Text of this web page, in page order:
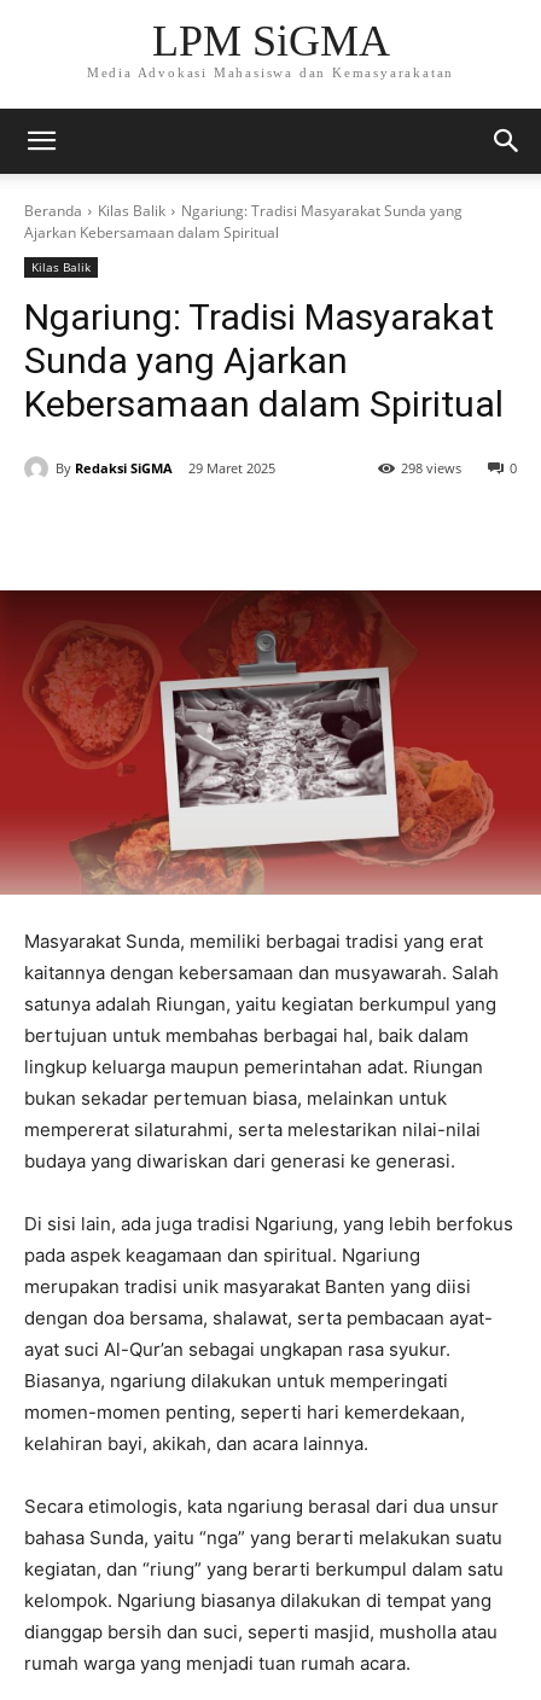
LPM SiGMA
Media Advokasi Mahasiswa dan Kemasyarakatan
Beranda Kilas Balik
Ngariung: Tradisi Masyarakat Sunda yang
Ajarkan Kebersamaan dalam Spiritual
Kilas Balik
Ngariung: Tradisi Masyarakat
Sunda yang Ajarkan
Kebersamaan dalam Spiritual
By Redaksi SiGMA 29 Maret 2025 0
298 views
Masyarakat Sunda, memiliki berbagai tradisi yang erat
kaitannya dengan kebersamaan dan musyawarah. Salah
satunya adalah Riungan, yaitu kegiatan berkumpul yang
bertujuan untuk membahas berbagai hal, baik dalam
lingkup keluarga maupun pemerintahan adat. Riungan
bukan sekadar pertemuan biasa, melainkan untuk
mempererat silaturahmi, serta melestarikan nilai-nilai
budaya yang diwariskan dari generasi ke generasi.
Di sisi lain, ada juga tradisi Ngariung, yang lebih berfokus
pada aspek keagamaan dan spiritual. Ngariung
merupakan tradisi unik masyarakat Banten yang diisi
dengan doa bersama, shalawat, serta pembacaan ayat-
ayat suci Al-Qur’an sebagai ungkapan rasa syukur.
Biasanya, ngariung dilakukan untuk memperingati
momen-momen penting, seperti hari kemerdekaan,
kelahiran bayi, akikah, dan acara lainnya.
Secara etimologis, kata ngariung berasal dari dua unsur
bahasa Sunda, yaitu “nga” yang berarti melakukan suatu
kegiatan, dan “riung” yang berarti berkumpul dalam satu
kelompok. Ngariung biasanya dilakukan di tempat yang
dianggap bersih dan suci, seperti masjid, musholla atau
rumah warga yang menjadi tuan rumah acara.